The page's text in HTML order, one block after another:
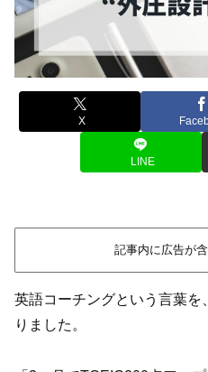
X
LINE
記事内に広告が含
英語コーチングという言葉
りました。